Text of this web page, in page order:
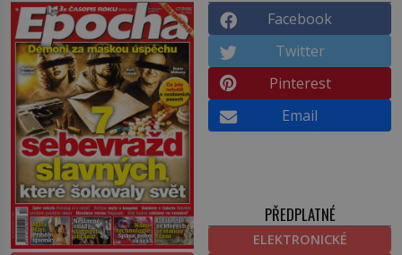
Facebook
Twitter
Pinterest
Email
PŘEDPLATNÉ
ELEKTRONICKÉ